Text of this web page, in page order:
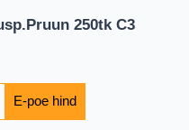
250tk C3